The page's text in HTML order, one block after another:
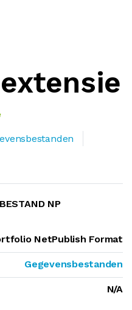
NP
NetPublish Format
Gegevensbestanden
N/A